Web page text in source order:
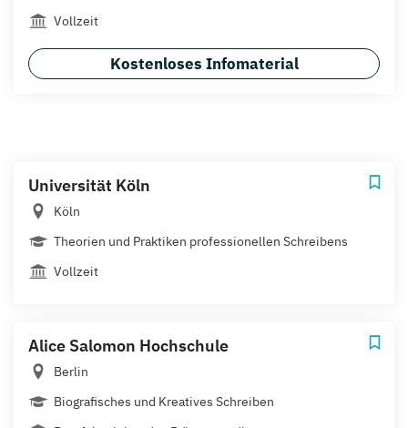
Vollzeit
Kostenloses Infomaterial
Universität Köln
Köln
Theorien und Praktiken professionellen Schreibens
Vollzeit
Alice Salomon Hochschule
Berlin
Biografisches und Kreatives Schreiben